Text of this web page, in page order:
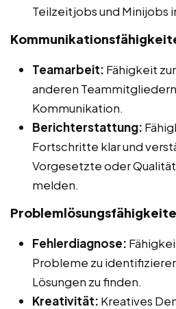
Teilzeitjobs und Minijobs
Teamarbeit: Fähigkeit
anderen
Kommunikation.
Berichterstattung:
Fortschritte klar und
Vorgesetzte oder
melden.
Fehlerdiagnose:
Probleme zu
Lösungen zu finden.
Kreativität: Kreatives